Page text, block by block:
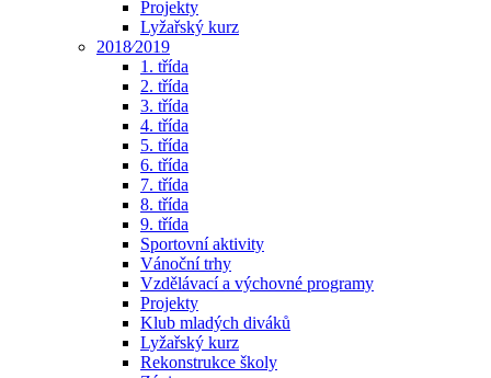
Projekty
Lyžařský kurz
2018⁄2019
1. třída
2. třída
3. třída
4. třída
5. třída
6. třída
7. třída
8. třída
9. třída
Sportovní aktivity
Vánoční trhy
Vzdělávací a výchovné programy
Projekty
Klub mladých diváků
Lyžařský kurz
Rekonstrukce školy